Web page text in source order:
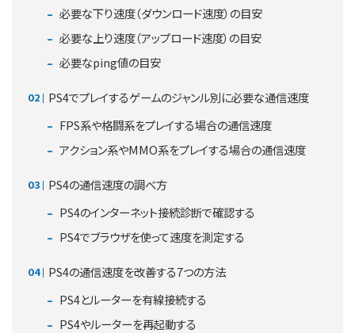
必要な下り速度（ダウンロード速度）の目安
必要な上り速度（アップロード速度）の目安
必要なping値の目安
PS4でプレイするゲームのジャンル別に必要な通信速度
FPS系や格闘系をプレイする場合の通信速度
アクション系やMMO系をプレイする場合の通信速度
PS4の通信速度の調べ方
PS4のインターネット接続診断で確認する
PS4でブラウザを使って速度を測定する
PS4の通信速度を改善する7つの方法
PS4とルーターを有線接続する
PS4やルーターを再起動する